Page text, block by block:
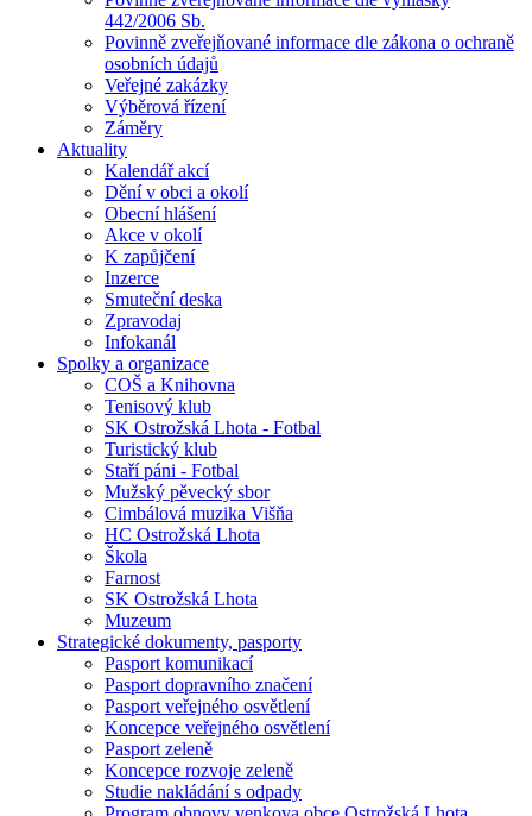
442/2006 Sb.
Povinně zveřejňované informace dle zákona o ochraně
osobních údajů
Veřejné zakázky
Výběrová řízení
Záměry
Aktuality
Kalendář akcí
Dění v obci a okolí
Obecní hlášení
Akce v okolí
K zapůjčení
Inzerce
Smuteční deska
Zpravodaj
Infokanál
Spolky a organizace
COŠ a Knihovna
Tenisový klub
SK Ostrožská Lhota - Fotbal
Turistický klub
Staří páni - Fotbal
Mužský pěvecký sbor
Cimbálová muzika Višňa
HC Ostrožská Lhota
Škola
Farnost
SK Ostrožská Lhota
Muzeum
Strategické dokumenty, pasporty
Pasport komunikací
Pasport dopravního značení
Pasport veřejného osvětlení
Koncepce veřejného osvětlení
Pasport zeleně
Koncepce rozvoje zeleně
Studie nakládání s odpady